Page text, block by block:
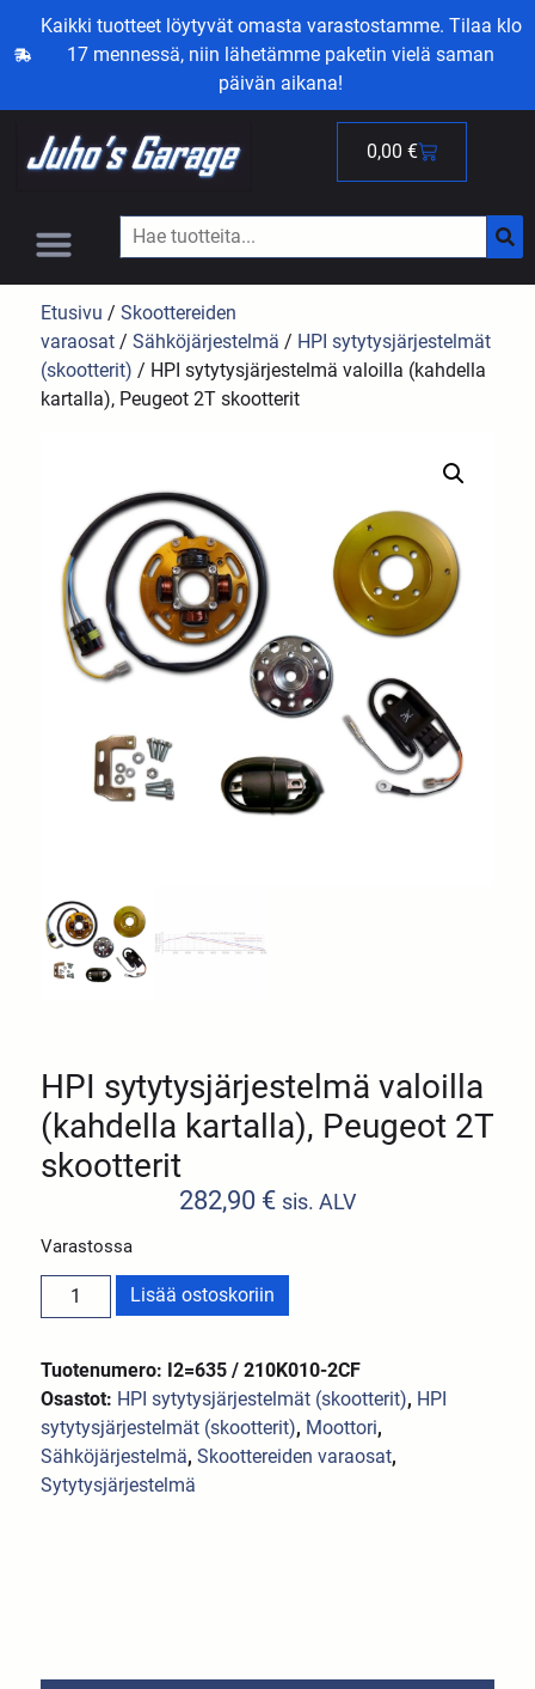
Kaikki tuotteet löytyvät omasta varastostamme. Tilaa klo
17 mennessä, niin lähetämme paketin vielä saman
päivän aikana!
0,00 €
Etusivu /Skoottereiden
varaosat /Sähköjärjestelmä / HPI sytytysjärjestelmät
(skootterit) / HPI sytytysjärjestelmä valoilla (kahdella
kartalla), Peugeot 2T skootterit
HPI sytytysjärjestelmä valoilla
(kahdella kartalla), Peugeot 2T
skootterit
282,90 € sis. ALV
Varastossa
Lisää ostoskoriin
Tuotenumero: I2=635 / 210K010-2CF
Osastot: HPI sytytysjärjestelmät (skootterit), HPI
sytytysjärjestelmät (skootterit), Moottori,
Sähköjärjestelmä,Skoottereiden varaosat,
Sytytysjärjestelmä